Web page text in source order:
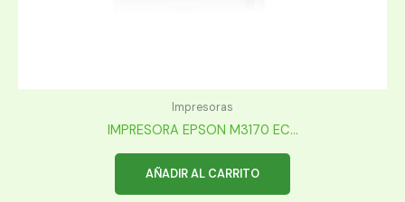
Impresoras
IMPRESORA EPSON M3170 EC...
AÑADIR AL CARRITO